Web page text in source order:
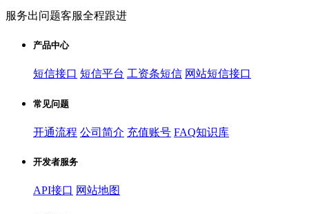
服务出问题客服全程跟进
产品中心
短信接口 短信平台 工资条短信 网站短信接口
常见问题
开通流程 公司简介 充值账号 FAQ知识库
开发者服务
API接口 网站地图